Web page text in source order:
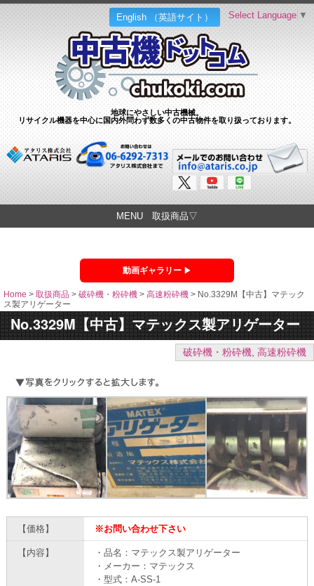
English （英語サイト）
地球にやさしい中古機械。
リサイクル機器を中心に国内外問わず数多くの中古物件を取り扱っております。
Select Language ▼
MENU 取扱商品▽
動画ギャラリー
Home > 取扱商品 > 破砕機・粉砕機 > 高速粉砕機 > No.3329M【中古】マテック
ス製アリゲーター
No.3329M【中古】マテックス製アリゲーター
破砕機・粉砕機, 高速粉砕機
【価格】 ※お問い合わせ下さい
【内容】
・品名：マテックス製アリゲーター
・メーカー：マテックス
・型式：A-SS-1